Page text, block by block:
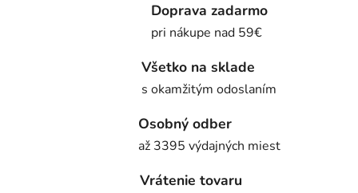
Doprava zadarmo
pri nákupe nad 59€
Všetko na sklade
s okamžitým odoslaním
Osobný odber
až 3395 výdajných miest
Vrátenie tovaru